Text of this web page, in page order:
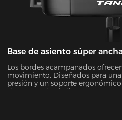
Base de asiento súper
Los bordes acampanados
movimiento. Diseñados para
presión y un soporte
durante todo el día.